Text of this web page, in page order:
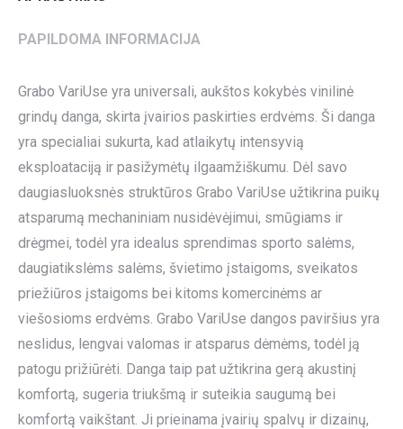
PAPILDOMA INFORMACIJA
Grabo VariUse yra universali, aukštos kokybės vinilinė
grindų danga, skirta įvairios paskirties erdvėms. Ši danga
yra specialiai sukurta, kad atlaikytų intensyvią
eksploataciją ir pasižymėtų ilgaamžiškumu. Dėl savo
daugiasluoksnės struktūros Grabo VariUse užtikrina puikų
atsparumą mechaniniam nusidėvėjimui, smūgiams ir
drėgmei, todėl yra idealus sprendimas sporto salėms,
daugiatikslėms salėms, švietimo įstaigoms, sveikatos
priežiūros įstaigoms bei kitoms komercinėms ar
viešosioms erdvėms. Grabo VariUse dangos paviršius yra
neslidus, lengvai valomas ir atsparus dėmėms, todėl ją
patogu prižiūrėti. Danga taip pat užtikrina gerą akustinį
komfortą, sugeria triukšmą ir suteikia saugumą bei
komfortą vaikštant. Ji prieinama įvairių spalvų ir dizainų,